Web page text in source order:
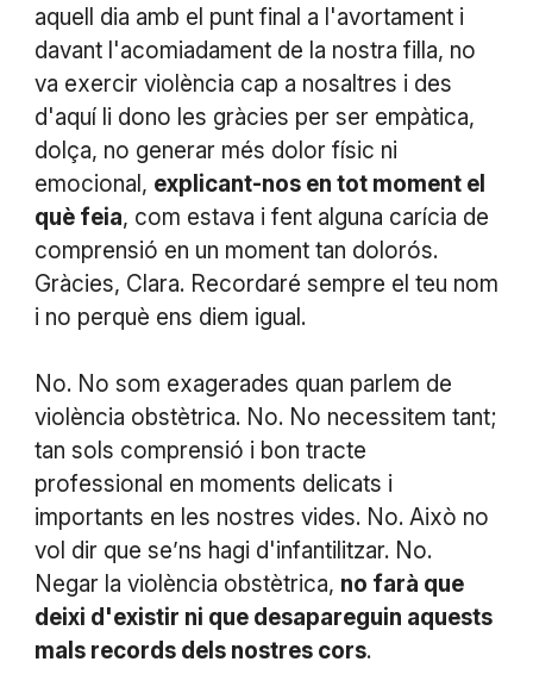
aquell dia amb el punt final a l'avortament i
davant l'acomiadament de la nostra filla, no
va exercir violència cap a nosaltres i des
d'aquí li dono les gràcies per ser empàtica,
dolça, no generar més dolor físic ni
emocional, explicant-nos en tot moment el
què feia, com estava i fent alguna carícia de
comprensió en un moment tan dolorós.
Gràcies, Clara. Recordaré sempre el teu nom
i no perquè ens diem igual.
No. No som exagerades quan parlem de
violència obstètrica. No. No necessitem tant;
tan sols comprensió i bon tracte
professional en moments delicats i
importants en les nostres vides. No. Això no
vol dir que se’ns hagi d'infantilitzar. No.
Negar la violència obstètrica, no farà que
deixi d'existir ni que desapareguin aquests
mals records dels nostres cors.